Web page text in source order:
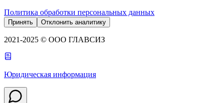
Политика обработки персональных данных
Принять Отклонить аналитику
2021-2025 © ООО ГЛАВСИЗ
Юридическая информация